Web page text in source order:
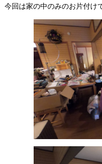
今回は家の中のみのお片付け